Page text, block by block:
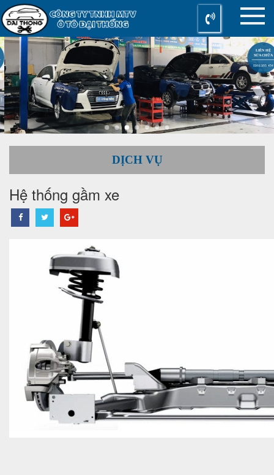
LIÊN HỆ
SỬA CHỮA
0916 955 454
DỊCH VỤ
Hệ thống gầm xe